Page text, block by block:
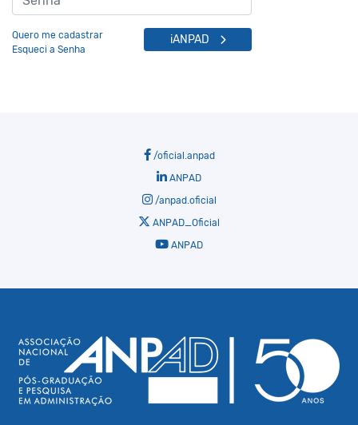
Quero me cadastrar
Esqueci a Senha
iANPAD
/oficial.anpad
ANPAD
/anpad.oficial
ANPAD_Oficial
ANPAD